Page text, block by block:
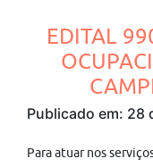
EDITAL
Publicado em: 28
Para atuar nos